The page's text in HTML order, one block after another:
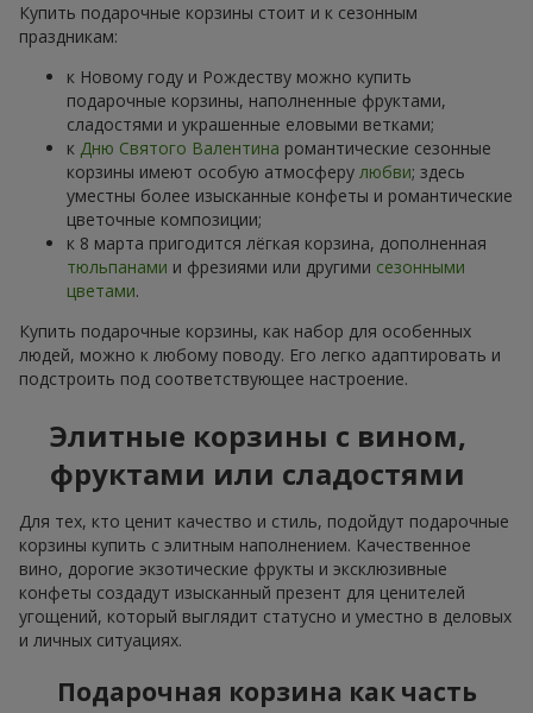
Купить подарочные корзины стоит и к сезонным
праздникам:
к Новому году и Рождеству можно купить
подарочные корзины, наполненные фруктами,
сладостями и украшенные еловыми ветками;
к Дню Святого Валентина романтические сезонные
корзины имеют особую атмосферу любви; здесь
уместны более изысканные конфеты и романтические
цветочные композиции;
к 8 марта пригодится лёгкая корзина, дополненная
тюльпанами и фрезиями или другими сезонными
цветами.
Купить подарочные корзины, как набор для особенных
людей, можно к любому поводу. Его легко адаптировать и
подстроить под соответствующее настроение.
Элитные корзины с вином,
фруктами или сладостями
Для тех, кто ценит качество и стиль, подойдут подарочные
корзины купить с элитным наполнением. Качественное
вино, дорогие экзотические фрукты и эксклюзивные
конфеты создадут изысканный презент для ценителей
угощений, который выглядит статусно и уместно в деловых
и личных ситуациях.
Подарочная корзина как часть